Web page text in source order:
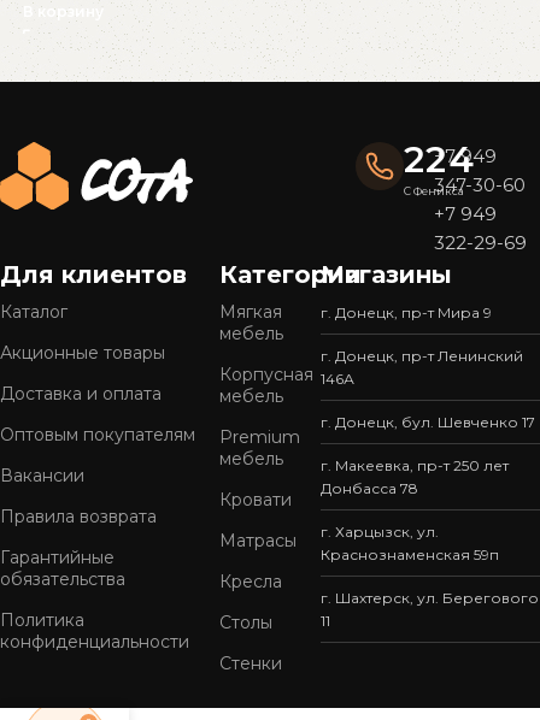
В корзину
Read More
224
С Феникса
+7 949
347-30-60
+7 949
322-29-69
Для клиентов
Каталог
Акционные товары
Доставка и оплата
Оптовым покупателям
Вакансии
Правила возврата
Гарантийные
обязательства
Политика
конфиденциальности
Категории
Мягкая
мебель
Корпусная
мебель
Premium
мебель
Кровати
Матрасы
Кресла
Столы
Стенки
Магазины
г. Донецк, пр-т Мира 9
г. Донецк, пр-т Ленинский
146А
г. Донецк, бул. Шевченко 17
г. Макеевка, пр-т 250 лет
Донбасса 78
г. Харцызск, ул.
Краснознаменская 59п
г. Шахтерск, ул. Берегового
11